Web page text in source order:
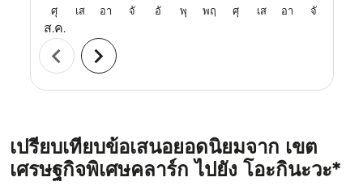
ศุ
ส.ค.
เส อา จั อั พุ พฤ ศุ เส อา จั
chevron_left chevron_right
เปรียบเทียบข้อเสนอยอดนิยมจาก เขต
เศรษฐกิจพิเศษคลาร์ก ไปยัง โอะกินะวะ*